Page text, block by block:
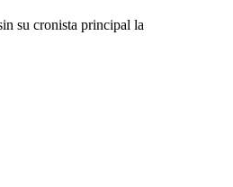
su cronista principal la